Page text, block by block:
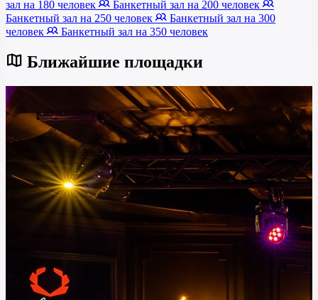
зал на 180 человек
Банкетный зал на 200 человек
Банкетный зал на 250 человек
Банкетный зал на 300
человек
Банкетный зал на 350 человек
Ближайшие площадки